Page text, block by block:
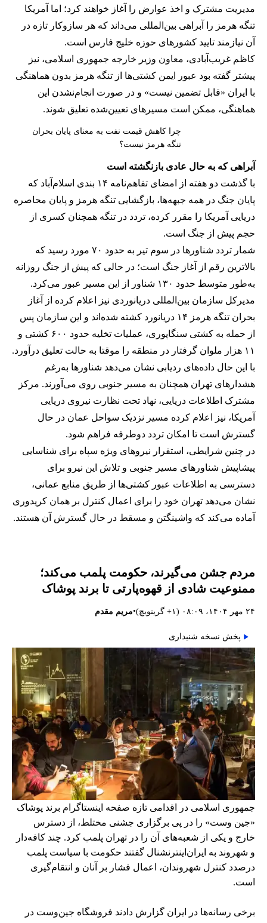
مدیریت مشترک و اخذ عوارض را آغاز خواهند کرد؛ اما آمریکا
تنگه هرمز را آبراهی بین‌المللی می‌داند که هر سازوکار تازه در
آن نیازمند تایید کشورهای حوزه خلیج فارس است.
کاظم غریب‌آبادی، معاون وزیر خارجه جمهوری اسلامی، نیز
پیشتر گفته بود عبور ایمن کشتی‌ها از تنگه هرمز بدون هماهنگی
با ایران «قابل تضمین نیست» و در صورت انجام‌نشدن این
هماهنگی، ممکن است مسیرهای تعیین‌شده تعلیق شوند.
چرا کاهش قیمت نفت به معنای پایان بحران
تنگه هرمز نیست؟
آبراهی که به حال عادی بازنگشته است
با گذشت دو هفته از امضای تفاهم‌نامه ۱۴ بندی اسلام‌آباد که
پایان جنگ در همه جبهه‌ها، بازگشایی تنگه هرمز و پایان محاصره
دریایی آمریکا را مقرر کرده، تردد در تنگه همچنان کسری از
حجم پیش از جنگ است.
شمار تردد شناورها در سوم تیر به حدود ۷۰ مورد رسید که
بالاترین رقم از آغاز جنگ است؛ در حالی که پیش از جنگ روزانه
به‌طور متوسط حدود ۱۳۰ شناور از این مسیر عبور می‌کرد.
مدیرکل سازمان بین‌المللی دریانوردی نیز اعلام کرده از آغاز
بحران تنگه هرمز ۱۴ دریانورد کشته شده‌اند و این سازمان پس
از حمله به کشتی سنگاپوری، عملیات تخلیه حدود ۶۰۰ کشتی و
۱۱ هزار ملوان گرفتار در منطقه را موقتا به حالت تعلیق درآورد.
با این حال داده‌های ردیابی نشان می‌دهد شناورها به‌رغم
هشدارهای تهران همچنان به مسیر جنوبی روی می‌آورند. مرکز
مشترک اطلاعات دریایی، نهاد تحت نظارت نیروی دریایی
آمریکا، نیز اعلام کرده مسیر نزدیک سواحل عمان در حال
گسترش است تا امکان تردد دوطرفه فراهم شود.
در چنین شرایطی، استقرار نیروهای ویژه سپاه برای شناسایی
پیشاپیش شناورهای مسیر جنوبی و تلاش این نیرو برای
دسترسی به اطلاعات عبور کشتی‌ها از طریق منابع عمانی،
نشان می‌دهد تهران خود را برای اعمال کنترل بر همان کریدوری
آماده می‌کند که واشینگتن و مسقط در حال گسترش آن هستند.
مردم جشن می‌گیرند، حکومت پلمب می‌کند؛
ممنوعیت شادی از قهوه‌پارتی تا برند پوشاک
۲۴ مهر ۱۴۰۴، ۰۸:۰۹ (‎+۱ گرینویچ) •مریم مقدم
پخش نسخه شنیداری
جمهوری اسلامی در اقدامی تازه صفحه اینستاگرام برند پوشاک
«جین وست» را در پی برگزاری جشنی مختلط، از دسترس
خارج و یکی از شعبه‌های آن را در تهران پلمب کرد. چند کافه‌‌دار
و شهروند به ایران‌اینترنشنال گفتند حکومت با سیاست پلمب
درصدد کنترل شهروندان، اعمال فشار بر آنان و انتقام‌گیری
است.
برخی رسانه‌ها در ایران گزارش دادند فروشگاه جین‌وست در